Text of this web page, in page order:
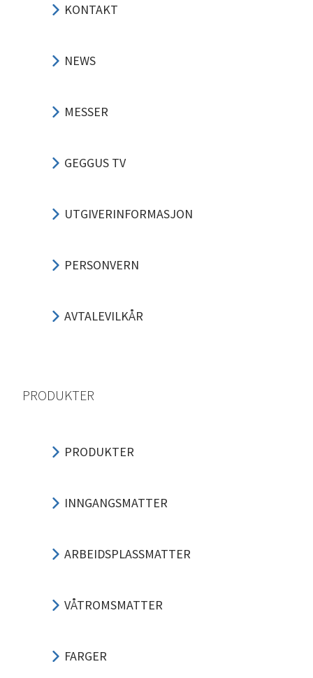
KONTAKT
NEWS
MESSER
GEGGUS TV
UTGIVERINFORMASJON
PERSONVERN
AVTALEVILKÅR
PRODUKTER
PRODUKTER
INNGANGSMATTER
ARBEIDSPLASSMATTER
VÅTROMSMATTER
FARGER